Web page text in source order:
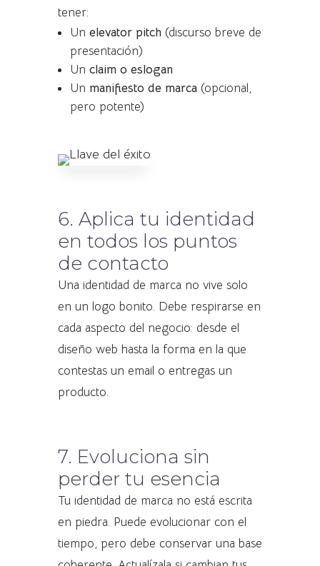
tener:
Un elevator pitch (discurso breve de
presentación)
Un claim o eslogan
Un manifiesto de marca(opcional,
pero potente)
6. Aplica tu identidad
en todos los puntos
de contacto
Una identidad de marca no vive solo
en un logo bonito. Debe respirarse en
cada aspecto del negocio: desde el
diseño web hasta la forma en la que
contestas un email o entregas un
producto.
7. Evoluciona sin
perder tu esencia
Tu identidad de marca no está escrita
en piedra. Puede evolucionar con el
tiempo, pero debe conservar una base